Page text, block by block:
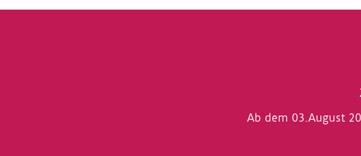
Ab dem 03.August